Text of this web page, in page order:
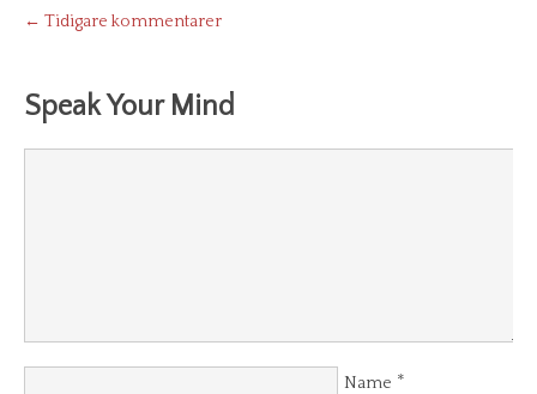
← Tidigare kommentarer
Speak Your Mind
Name *